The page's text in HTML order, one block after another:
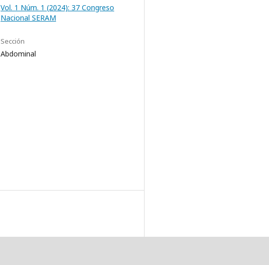
Vol. 1 Núm. 1 (2024): 37 Congreso
Nacional SERAM
Sección
Abdominal